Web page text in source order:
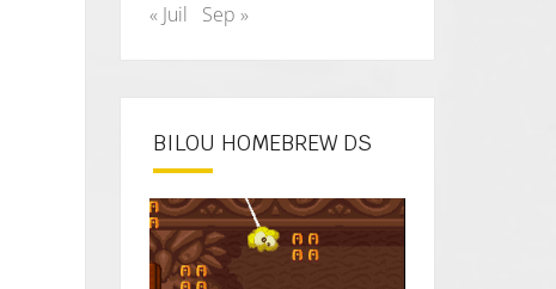
« Juil
Sep »
BILOU HOMEBREW DS